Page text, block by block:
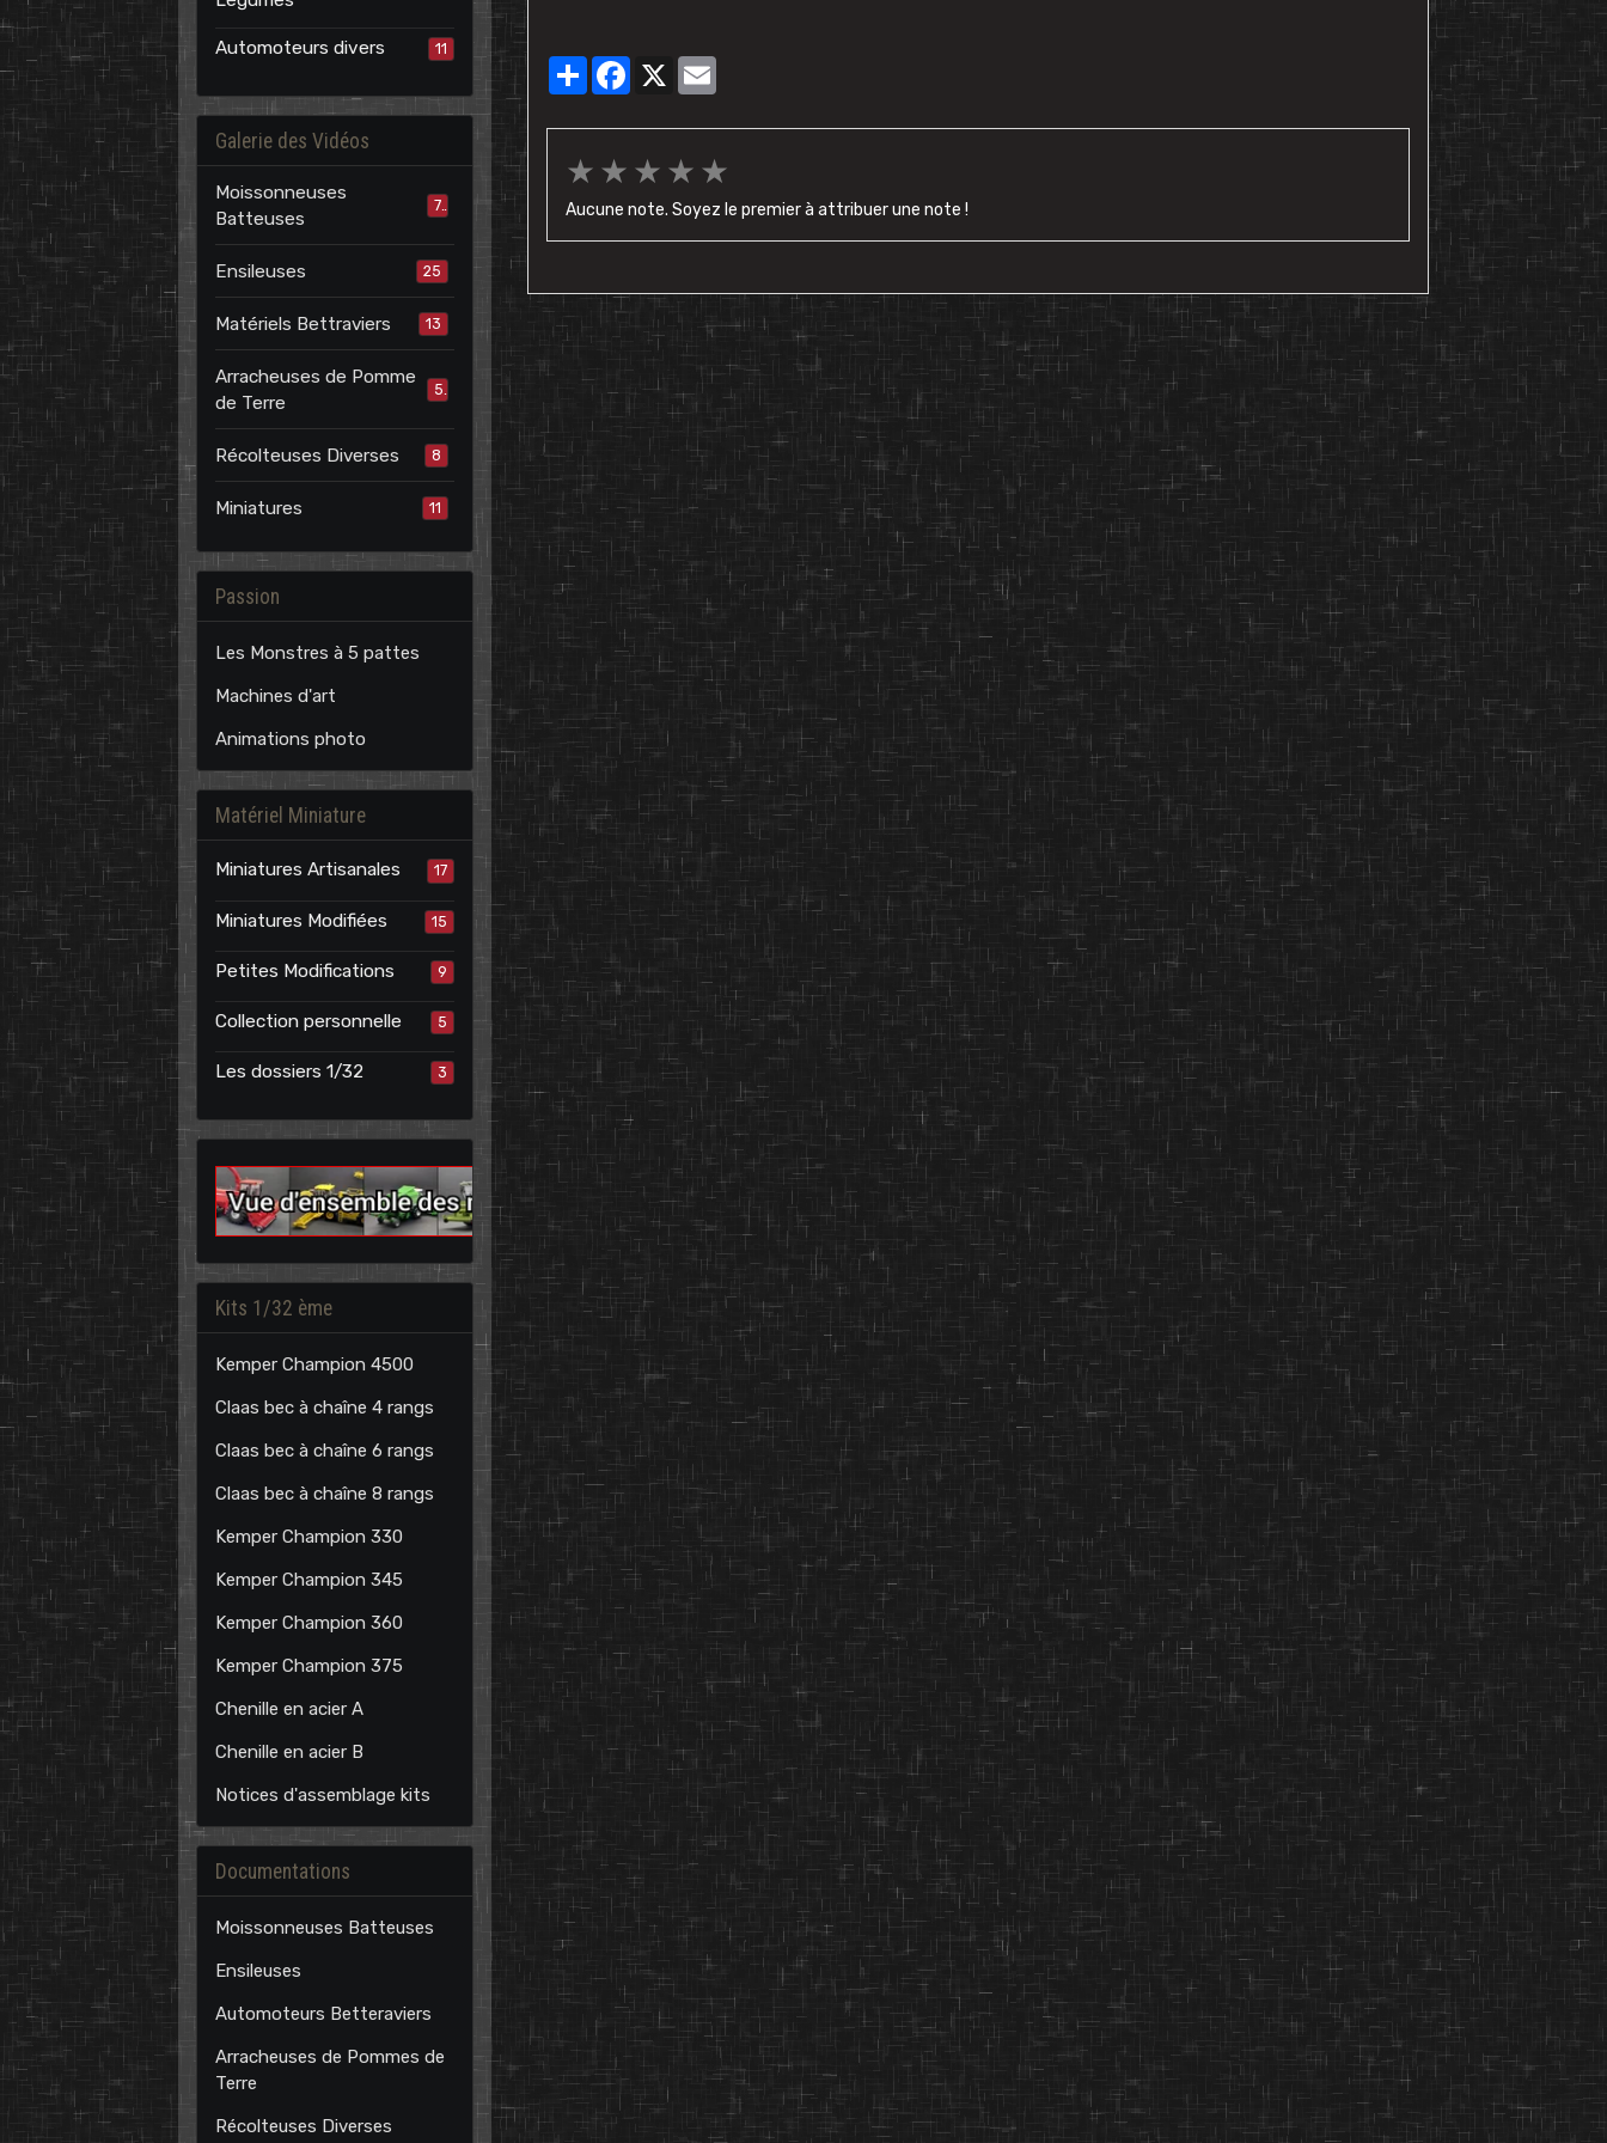
PartagerFacebook
X Email
★ ★ ★ ★ ★
Aucune note. Soyez le premier à attribuer une note !
Automoteurs divers 11
Galerie des Vidéos
Moissonneuses
Batteuses
7
Ensileuses 25
Matériels Bettraviers 13
Arracheuses de Pomme
de Terre
5
Récolteuses Diverses 8
Miniatures 11
Passion
Les Monstres à 5 pattes
Machines d'art
Animations photo
Matériel Miniature
Miniatures Artisanales 17
Miniatures Modifiées 15
Petites Modifications 9
Collection personnelle 5
Les dossiers 1/32 3
Kits 1/32 ème
Kemper Champion 4500
Claas bec à chaîne 4 rangs
Claas bec à chaîne 6 rangs
Claas bec à chaîne 8 rangs
Kemper Champion 330
Kemper Champion 345
Kemper Champion 360
Kemper Champion 375
Chenille en acier A
Chenille en acier B
Notices d'assemblage kits
Documentations
Moissonneuses Batteuses
Ensileuses
Automoteurs Betteraviers
Arracheuses de Pommes de
Terre
Récolteuses Diverses